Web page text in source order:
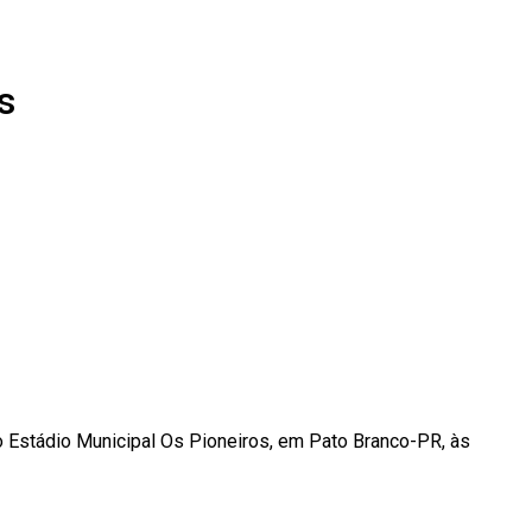
Municipal Os Pioneiros, em Pato Branco-PR, às